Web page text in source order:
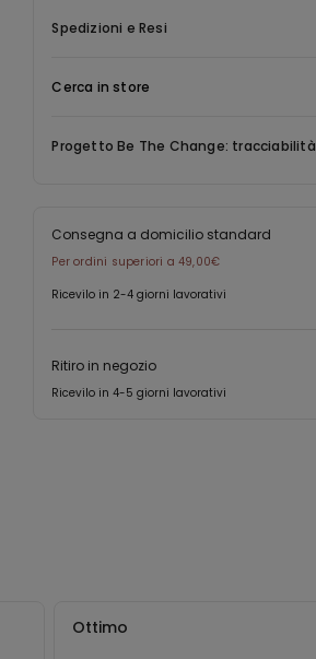
Spedizioni e Resi
Cerca in store
Progetto Be The Change: tracciabilità
Consegna a domicilio standard
Per ordini superiori a 49,00€
Ricevilo in 2-4 giorni lavorativi
Ritiro in negozio
Ricevilo in 4-5 giorni lavorativi
Ottimo